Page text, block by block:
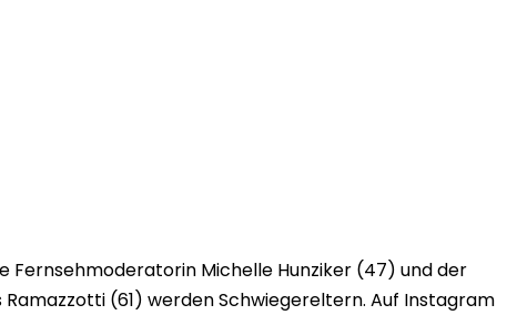
Fernsehmoderatorin Michelle Hunziker (47) und der
(61) werden Schwiegereltern. Auf Instagram